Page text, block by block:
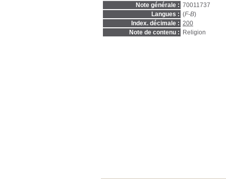
Note générale : 70011737
Langues : (F-B)
Index. décimale : 200
Note de contenu :
Religion